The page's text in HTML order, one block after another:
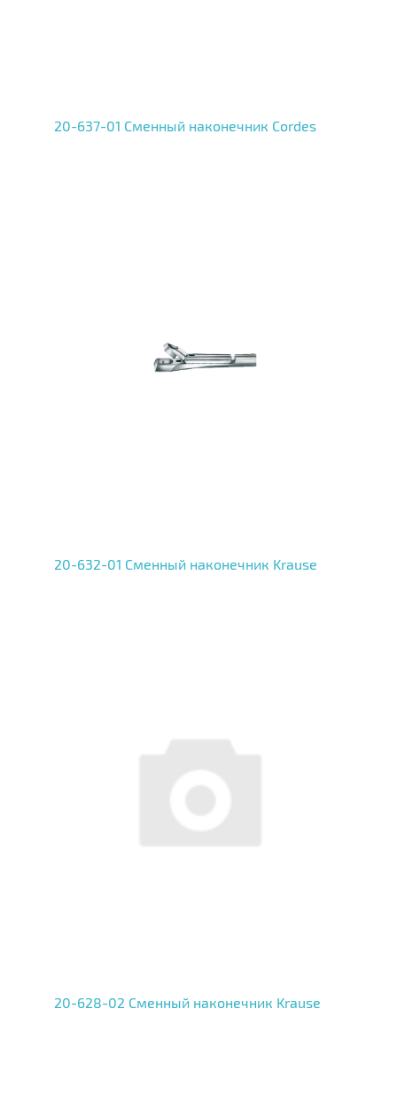
20-637-01 Сменный наконечник Cordes
20-632-01 Сменный наконечник Krause
20-628-02 Сменный наконечник Krause